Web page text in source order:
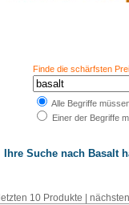
Finde die schärfsten
Alle Begriffe
Einer der Begriffe
Ihre Suche nach Basalt
letzten 10 Produkte